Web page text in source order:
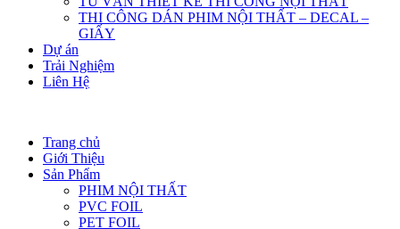
THI CÔNG DÁN PHIM NỘI THẤT – DECAL –
GIẤY
Dự án
Trải Nghiệm
Liên Hệ
Trang chủ
Giới Thiệu
Sản Phẩm
PHIM NỘI THẤT
PVC FOIL
PET FOIL